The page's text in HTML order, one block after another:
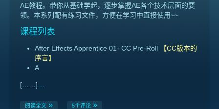
AE教程。带你从基础学起，逐步掌握AE各个技术层面的要
领。本系列配有练习文件，方便在学习中直接使用~~
课程列表
After Effects Apprentice 01- CC Pre-Roll
【CC版本的
序言】
A
[……]
阅读全文 5个评论